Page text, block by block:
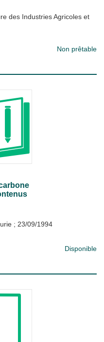
des Industries Agricoles et
Non prêtable
; 23/09/1994
Disponible